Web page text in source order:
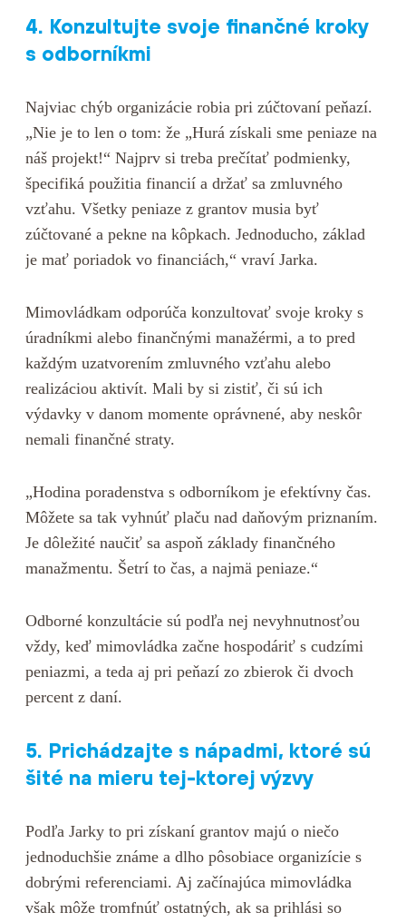
4. Konzultujte svoje finančné kroky
s odborníkmi
Najviac chýb organizácie robia pri zúčtovaní peňazí.
„Nie je to len o tom: že „Hurá získali sme peniaze na
náš projekt!“ Najprv si treba prečítať podmienky,
špecifiká použitia financií a držať sa zmluvného
vzťahu. Všetky peniaze z grantov musia byť
zúčtované a pekne na kôpkach. Jednoducho, základ
je mať poriadok vo financiách,“ vraví Jarka.
Mimovládkam odporúča konzultovať svoje kroky s
úradníkmi alebo finančnými manažérmi, a to pred
každým uzatvorením zmluvného vzťahu alebo
realizáciou aktivít. Mali by si zistiť, či sú ich
výdavky v danom momente oprávnené, aby neskôr
nemali finančné straty.
„Hodina poradenstva s odborníkom je efektívny čas.
Môžete sa tak vyhnúť plaču nad daňovým priznaním.
Je dôležité naučiť sa aspoň základy finančného
manažmentu. Šetrí to čas, a najmä peniaze.“
Odborné konzultácie sú podľa nej nevyhnutnosťou
vždy, keď mimovládka začne hospodáriť s cudzími
peniazmi, a teda aj pri peňazí zo zbierok či dvoch
percent z daní.
5. Prichádzajte s nápadmi, ktoré sú
šité na mieru tej-ktorej výzvy
Podľa Jarky to pri získaní grantov majú o niečo
jednoduchšie známe a dlho pôsobiace organizície s
dobrými referenciami. Aj začínajúca mimovládka
však môže tromfnúť ostatných, ak sa prihlási so